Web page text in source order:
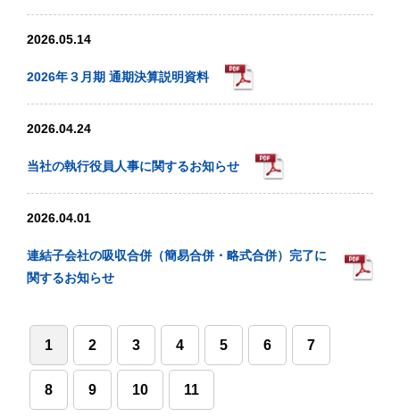
2026.05.14
2026年３月期 通期決算説明資料
2026.04.24
当社の執行役員人事に関するお知らせ
2026.04.01
連結子会社の吸収合併（簡易合併・略式合併）完了に
関するお知らせ
1 2 3 4 5 6 7
8 9 10 11